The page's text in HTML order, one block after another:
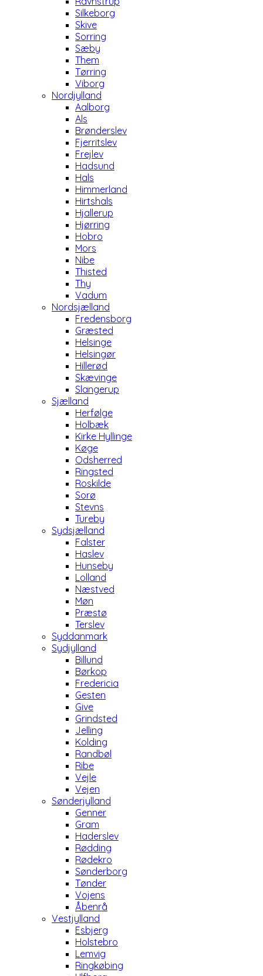
Silkeborg
Skive
Sorring
Sæby
Them
Tørring
Viborg
Nordjylland
Aalborg
Als
Brønderslev
Fjerritslev
Frejlev
Hadsund
Hals
Himmerland
Hirtshals
Hjallerup
Hjørring
Hobro
Mors
Nibe
Thisted
Thy
Vadum
Nordsjælland
Fredensborg
Græsted
Helsinge
Helsingør
Hillerød
Skævinge
Slangerup
Sjælland
Herfølge
Holbæk
Kirke Hyllinge
Køge
Odsherred
Ringsted
Roskilde
Sorø
Stevns
Tureby
Sydsjælland
Falster
Haslev
Hunseby
Lolland
Næstved
Møn
Præstø
Terslev
Syddanmark
Sydjylland
Billund
Børkop
Fredericia
Gesten
Give
Grindsted
Jelling
Kolding
Randbøl
Ribe
Vejle
Vejen
Sønderjylland
Genner
Gram
Haderslev
Rødding
Rødekro
Sønderborg
Tønder
Vojens
Åbenrå
Vestjylland
Esbjerg
Holstebro
Lemvig
Ringkøbing